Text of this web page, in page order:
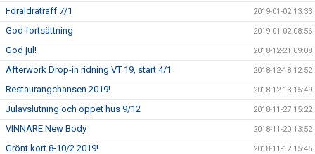
Föräldraträff 7/1 2019-01-02 13:33
God fortsättning 2019-01-02 08:56
God jul! 2018-12-21 09:08
Afterwork Drop-in ridning VT 19, start 4/1 2018-12-18 12:52
Restaurangchansen 2019! 2018-12-13 15:49
Julavslutning och öppet hus 9/12 2018-11-27 15:22
VINNARE New Body 2018-11-20 13:52
Grönt kort 8-10/2 2019! 2018-11-12 15:45